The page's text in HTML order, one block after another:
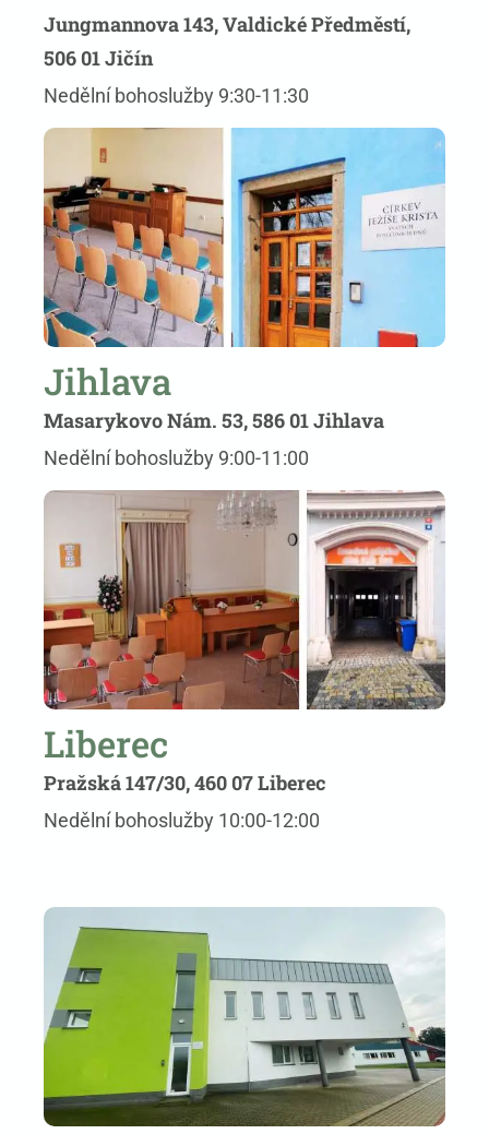
Jungmannova 143, Valdické Předměstí,
506 01 Jičín
Nedělní bohoslužby 9:30-11:30
Jihlava
Masarykovo Nám. 53, 586 01 Jihlava
Nedělní bohoslužby 9:00-11:00
Liberec
Pražská 147/30, 460 07 Liberec
Nedělní bohoslužby 10:00-12:00